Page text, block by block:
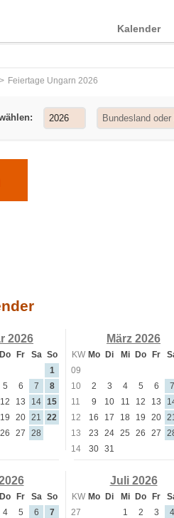
Kalender
Feiertage Ungarn 2026
2026
Do Fr Sa So
1
5 6 7
8
12 13 14 15
19 20 21
22
26 27 28
März 2026
KW Mo Di Mi Do Fr
09
10
2 3 4 5 6 7
11
9 10 11 12 13
12
16 17 18 19 20
13
23 24 25 26 27
14
30 31
Do Fr Sa So
4 5 6
7
Juli 2026
KW Mo Di Mi Do Fr
27
1 2 3 4